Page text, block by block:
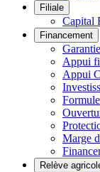
Filiale
Capital
Financement
Appui
Appui
Marge
Relève